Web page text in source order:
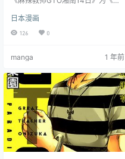
鬼冢英吉成老师后回湘南秘密授
课，遇孤儿白河圣子等，教导他们
应对各种事，遇新敌友并审视人生
表作。
日本漫画
126 0
manga 1 年前